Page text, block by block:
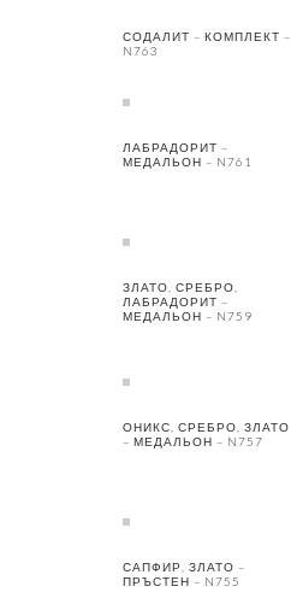
СОДАЛИТ – КОМПЛЕКТ –
N763
ЛАБРАДОРИТ –
МЕДАЛЬОН – N761
ЗЛАТО, СРЕБРО,
ЛАБРАДОРИТ –
МЕДАЛЬОН – N759
ОНИКС, СРЕБРО, ЗЛАТО
– МЕДАЛЬОН – N757
САПФИР, ЗЛАТО –
ПРЪСТЕН – N755